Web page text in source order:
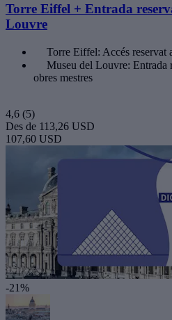
Torre Eiffel + Entrada
Louvre
Torre Eiffel: Accés reservat
Museu del Louvre: Entrada
obres mestres
4,6 (5)
Des de 113,26 USD
107,60 USD
-21%